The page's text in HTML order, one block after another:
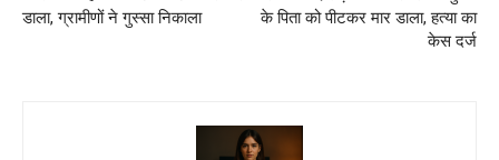
डाला, ग्रामीणों ने गुस्सा निकाला
के पिता को पीटकर मार डाला, हत्या का
केस दर्ज